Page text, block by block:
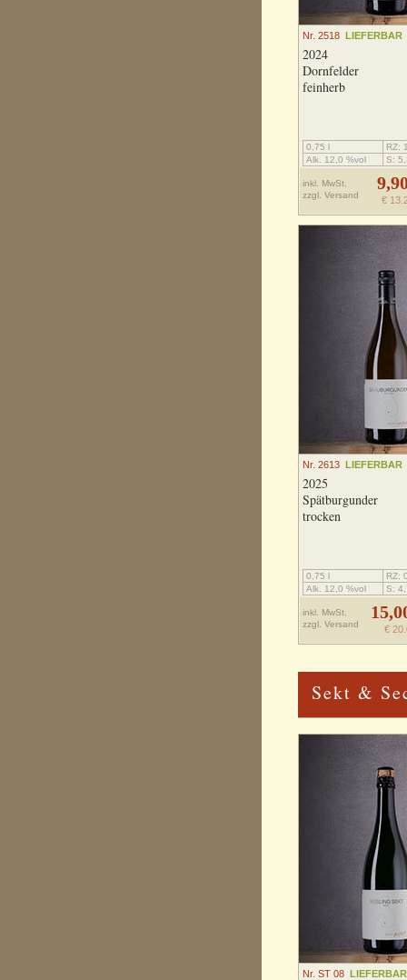
Nr. 2518 LIEFERBAR
2024
Dornfelder
feinherb
0,75 l
RZ:
Alk. 12,0 %vol
S:
inkl. MwSt.
zzgl. Versand €
Nr. 2613 LIEFERBAR
2025
Spätburgunder
trocken
0,75 l
RZ:
Alk. 12,0 %vol
S:
inkl. MwSt.
zzgl. Versand €
Sekt &
Nr. ST 08 LIEFERBAR